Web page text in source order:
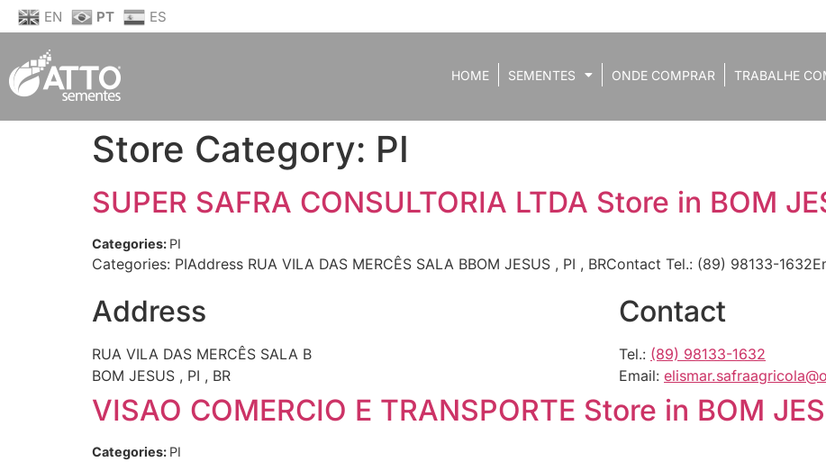
EN PT ES
HOME SEMENTES ONDE COMPRAR TRABALHE
Store Category: PI
SUPER SAFRA CONSULTORIA LTDA Store in BOM
Categories: PI
Categories: PIAddress RUA VILA DAS MERCÊS SALA BBOM JESUS , PI , BRContact Tel.: (89) 98133-
Address
RUA VILA DAS MERCÊS SALA B
BOM JESUS , PI , BR
Contact
Tel.: (89) 98133-1632
Email:
VISAO COMERCIO E TRANSPORTE Store in BOM
Categories: PI